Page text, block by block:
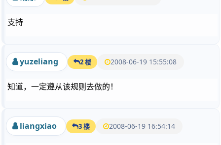
支持
yuzeliang 2 楼 2008-06-19 15:55:08
知道，一定遵从该规则去做的！
liangxiao 3 楼 2008-06-19 16:54:14